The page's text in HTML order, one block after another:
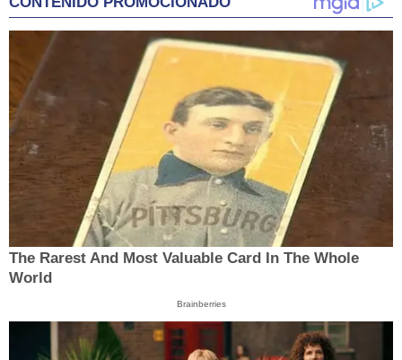
The Rarest And Most Valuable Card In The Whole
World
Brainberries